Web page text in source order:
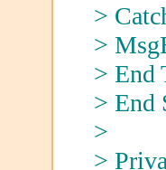
>
>
> End
> End
>
>